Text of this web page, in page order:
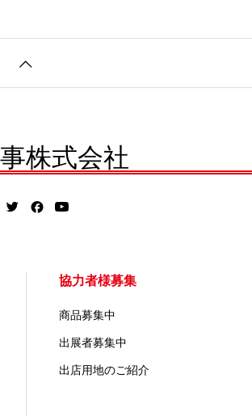
株式会社
協力者様募集
商品募集中
出展者募集中
出店用地のご紹介